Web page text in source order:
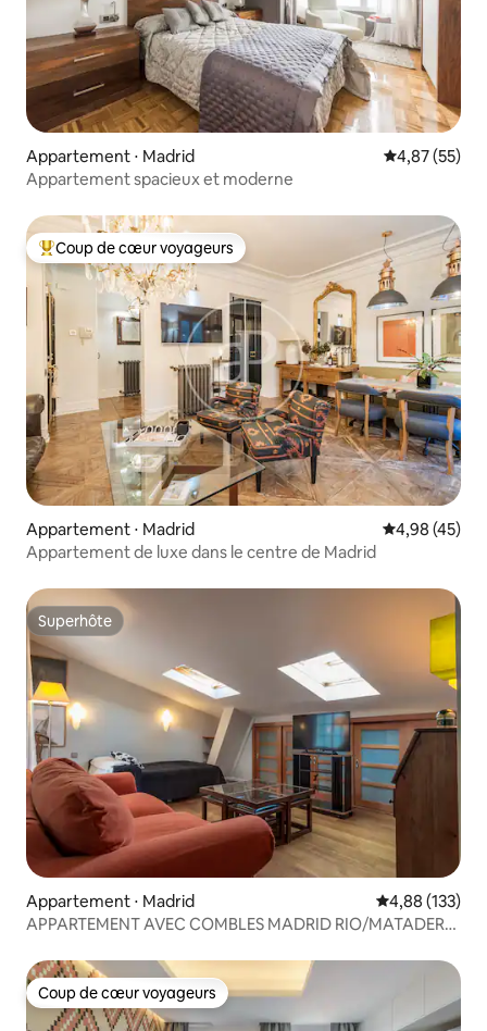
Appartement ⋅ Madrid Évaluation
4,87 (55)
Appartement spacieux et moderne
Coups de cœur voyageurs les plus appréciés
Coup de cœur voyageurs
Appartement ⋅ Madrid Évaluation
4,98 (45)
Appartement de luxe dans le centre de Madrid
Superhôte
Superhôte
Appartement ⋅ Madrid Évaluation
4,88 (133)
APPARTEMENT AVEC COMBLES MADRID RIO/MATADERO
Coup de cœur voyageurs
Coup de cœur voyageurs